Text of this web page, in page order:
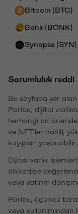
Bitcoin (BTC)
Bonk (BONK)
Synapse (SYN)
Sorumluluk reddi
Bu sayfada yer alan
Paribu, dijital
herhangi bir
ve NFT'ler dahil),
kayıpları yaşanabilir.
Dijital varlık
dikkatlice
veya yatırım
Paribu, üçüncü
veya